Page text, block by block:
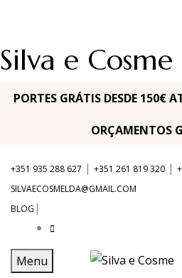
Silva e Cosme
PORTES GRÁTIS DESDE
+351 935 288 627 | +351 261 819 320 |
SILVAECOSMELDA@GMAIL.COM
BLOG |
Menu